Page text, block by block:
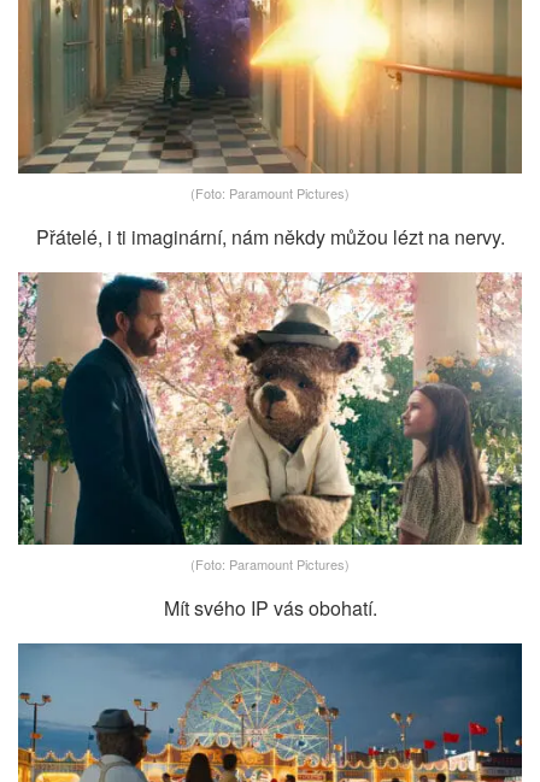
(Foto: Paramount Pictures)
Přátelé, i ti imaginární, nám někdy můžou lézt na nervy.
(Foto: Paramount Pictures)
Mít svého IP vás obohatí.